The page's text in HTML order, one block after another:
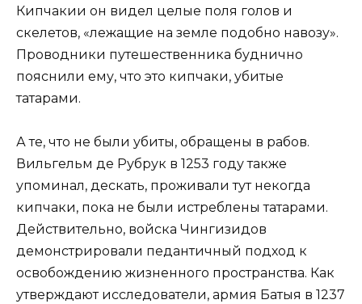
Кипчакии он видел целые поля голов и
скелетов, «лежащие на земле подобно навозу».
Проводники путешественника буднично
пояснили ему, что это кипчаки, убитые
татарами.
А те, что не были убиты, обращены в рабов.
Вильгельм де Рубрук в 1253 году также
упоминал, дескать, проживали тут некогда
кипчаки, пока не были истреблены татарами.
Действительно, войска Чингизидов
демонстрировали педантичный подход к
освобождению жизненного пространства. Как
утверждают исследователи, армия Батыя в 1237